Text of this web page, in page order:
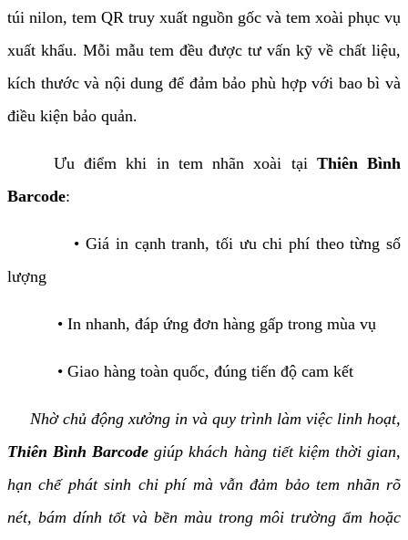
túi nilon, tem QR truy xuất nguồn gốc và tem xoài phục vụ
xuất khẩu. Mỗi mẫu tem đều được tư vấn kỹ về chất liệu,
kích thước và nội dung để đảm bảo phù hợp với bao bì và
điều kiện bảo quản.
Ưu điểm khi in tem nhãn xoài tại Thiên Bình
Barcode:
• Giá in cạnh tranh, tối ưu chi phí theo từng số
lượng
• In nhanh, đáp ứng đơn hàng gấp trong mùa vụ
• Giao hàng toàn quốc, đúng tiến độ cam kết
Nhờ chủ động xưởng in và quy trình làm việc linh hoạt,
Thiên Bình Barcode giúp khách hàng tiết kiệm thời gian,
hạn chế phát sinh chi phí mà vẫn đảm bảo tem nhãn rõ
nét, bám dính tốt và bền màu trong môi trường ẩm hoặc